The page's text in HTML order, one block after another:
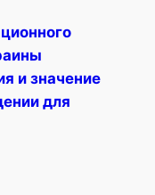
и значение
для